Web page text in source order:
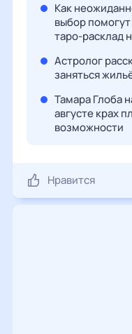
Как
выбор
таро-расклад
Астролог
заняться
Тамара Глоба
августе крах
возможности
Нравится